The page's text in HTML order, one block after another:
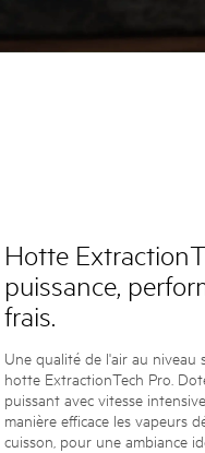
Hotte
puissance,
frais.
Une qualité de l'air au niveau
hotte ExtractionTech Pro.
puissant avec vitesse
manière efficace les vapeurs
cuisson, pour une ambiance